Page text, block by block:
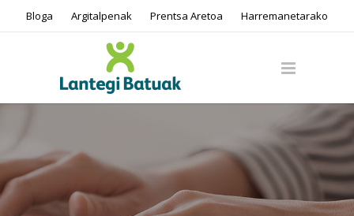
Bloga Argitalpenak Prentsa Aretoa Harremanetarako